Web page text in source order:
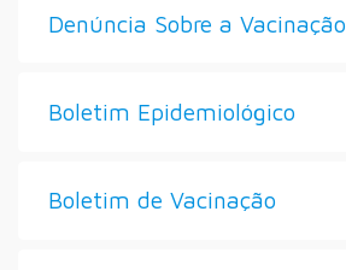
Denúncia Sobre a Vacinação
Boletim Epidemiológico
Boletim de Vacinação